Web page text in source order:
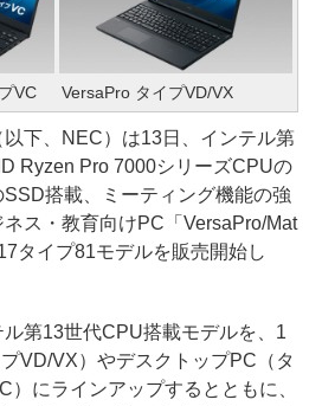
VC VersaPro タイプVD/VX
下、NEC）は13日、インテル第
Ryzen Pro 7000シリーズCPUの
搭載、ミーティング機能の強
ス・教育向けPC「VersaPro/Mat
タイプ81モデルを販売開始し
第13世代CPU搭載モデルを、1
VD/VX）やデスクトップPC（タ
）にラインアップするとともに、